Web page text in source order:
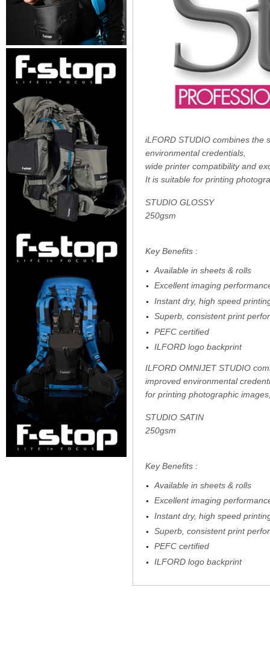
iLFORD STUDIO combines the
environmental credentials,
wide printer compatibility and
It is suitable for printing
STUDIO GLOSSY
250gsm
Key Benefits :
Available in sheets & rolls
Excellent imaging
Instant dry, high speed
Superb, consistent print
PEFC certified
ILFORD logo backprint
ILFORD OMNIJET STUDIO
improved environmental
for printing photographic
STUDIO SATIN
250gsm
Key Benefits :
Available in sheets & rolls
Excellent imaging
Instant dry, high speed
Superb, consistent print
PEFC certified
ILFORD logo backprint